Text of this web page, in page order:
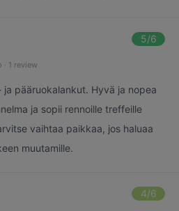
5/6
· 1 review
ja pääruokalankut. Hyvä ja nopea
ja sopii rennoille treffeille
vaihtaa paikkaa, jos haluaa
muutamille.
4/6